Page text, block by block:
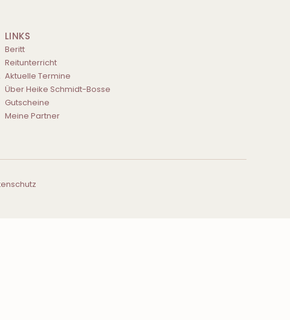
LINKS
Beritt
Reitunterricht
Aktuelle Termine
Über Heike Schmidt-Bosse
Gutscheine
Meine Partner